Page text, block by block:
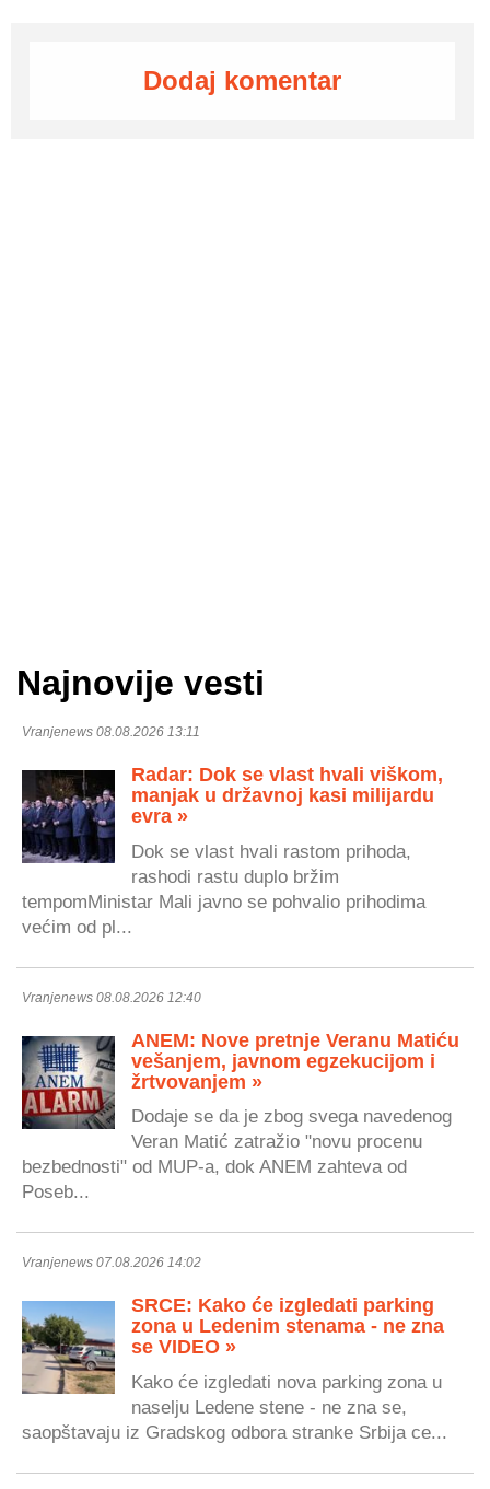
Dodaj komentar
Najnovije vesti
Vranjenews 08.08.2026 13:11
Radar: Dok se vlast hvali viškom,
manjak u državnoj kasi milijardu
evra »
Dok se vlast hvali rastom prihoda,
rashodi rastu duplo bržim
tempomMinistar Mali javno se pohvalio prihodima
većim od pl...
Vranjenews 08.08.2026 12:40
ANEM: Nove pretnje Veranu Matiću
vešanjem, javnom egzekucijom i
žrtvovanjem »
Dodaje se da je zbog svega navedenog
Veran Matić zatražio "novu procenu
bezbednosti" od MUP-a, dok ANEM zahteva od
Poseb...
Vranjenews 07.08.2026 14:02
SRCE: Kako će izgledati parking
zona u Ledenim stenama - ne zna
se VIDEO »
Kako će izgledati nova parking zona u
naselju Ledene stene - ne zna se,
saopštavaju iz Gradskog odbora stranke Srbija ce...